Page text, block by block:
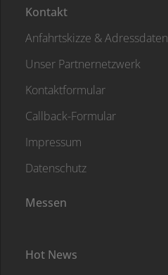
Kontakt
Anfahrtskizze & Adressdaten
Unser Partnernetzwerk
Kontaktformular
Callback-Formular
Impressum
Datenschutz
Messen
Hot News